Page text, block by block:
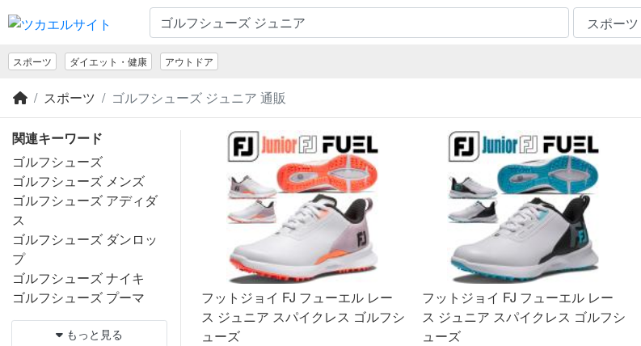
スポーツ ダイエット・健康 アウトドア
スポーツ ゴルフシューズ ジュニア 通販
関連キーワード
ゴルフシューズ
ゴルフシューズ メンズ
ゴルフシューズ アディダ
ス
ゴルフシューズ ダンロッ
プ
ゴルフシューズ ナイキ
ゴルフシューズ プーマ
もっと見る
フットジョイ FJ フューエル レー
ス ジュニア スパイクレス ゴルフシ
ューズ
フットジョイ FJ フューエル レー
ス ジュニア スパイクレス ゴルフシ
ューズ